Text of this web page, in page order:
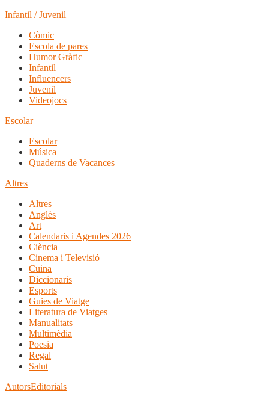
Infantil / Juvenil
Còmic
Escola de pares
Humor Gràfic
Infantil
Influencers
Juvenil
Videojocs
Escolar
Escolar
Música
Quaderns de Vacances
Altres
Altres
Anglès
Art
Calendaris i Agendes 2026
Ciència
Cinema i Televisió
Cuina
Diccionaris
Esports
Guies de Viatge
Literatura de Viatges
Manualitats
Multimèdia
Poesia
Regal
Salut
AutorsEditorials